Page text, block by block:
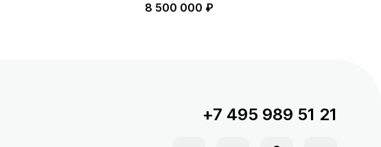
8 500 000 ₽
+7 495 989 51 21